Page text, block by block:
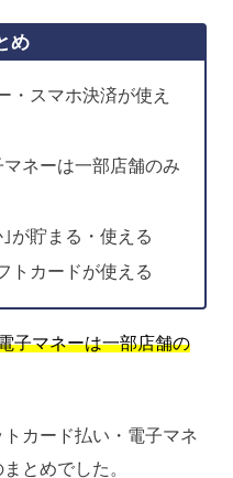
め
・スマホ決済が使え
ネーは一部店舗のみ
が貯まる・使える
トカードが使える
子マネーは一部店舗の
カード払い・電子マネ
とめでした。